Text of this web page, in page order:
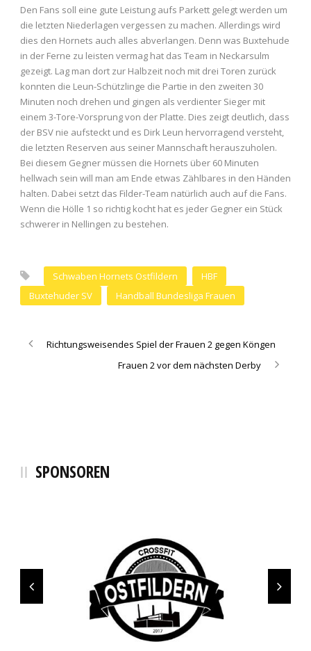
Den Fans soll eine gute Leistung aufs Parkett gelegt werden um
die letzten Niederlagen vergessen zu machen. Allerdings wird
dies den Hornets auch alles abverlangen. Denn was Buxtehude
in der Ferne zu leisten vermag hat das Team in Neckarsulm
gezeigt. Lag man dort zur Halbzeit noch mit drei Toren zurück
konnten die Leun-Schützlinge die Partie in den zweiten 30
Minuten noch drehen und gingen als verdienter Sieger mit
einem 3-Tore-Vorsprung von der Platte. Dies zeigt deutlich, dass
der BSV nie aufsteckt und es Dirk Leun hervorragend versteht,
die letzten Reserven aus seiner Mannschaft herauszuholen.
Bei diesem Gegner müssen die Hornets über 60 Minuten
hellwach sein will man am Ende etwas Zählbares in den Händen
halten. Dabei setzt das Filder-Team natürlich auch auf die Fans.
Wenn die Hölle 1 so richtig kocht hat es jeder Gegner ein Stück
schwerer in Nellingen zu bestehen.
Schwaben Hornets Ostfildern
HBF
Buxtehuder SV
Handball Bundesliga Frauen
Richtungsweisendes Spiel der Frauen 2 gegen Köngen
Frauen 2 vor dem nächsten Derby
SPONSOREN